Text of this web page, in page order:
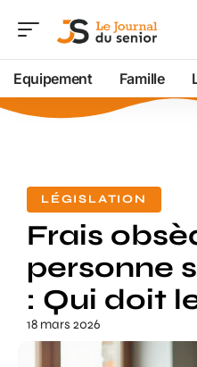
Equipement Famille
LÉGISLATION
Frais
personne
: Qui doit
18 mars 2026